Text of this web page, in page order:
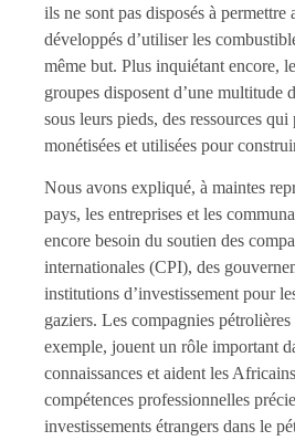
ils ne sont pas disposés à permettre
développés d’utiliser les
même but. Plus inquiétant encore,
groupes disposent d’une multitude
sous leurs pieds, des ressources qui
monétisées et utilisées pour
Nous avons expliqué, à maintes
pays, les entreprises et les
encore besoin du soutien des
internationales (CPI), des
institutions d’investissement pour
gaziers. Les compagnies
exemple, jouent un rôle important
connaissances et aident les
compétences professionnelles
investissements étrangers dans le